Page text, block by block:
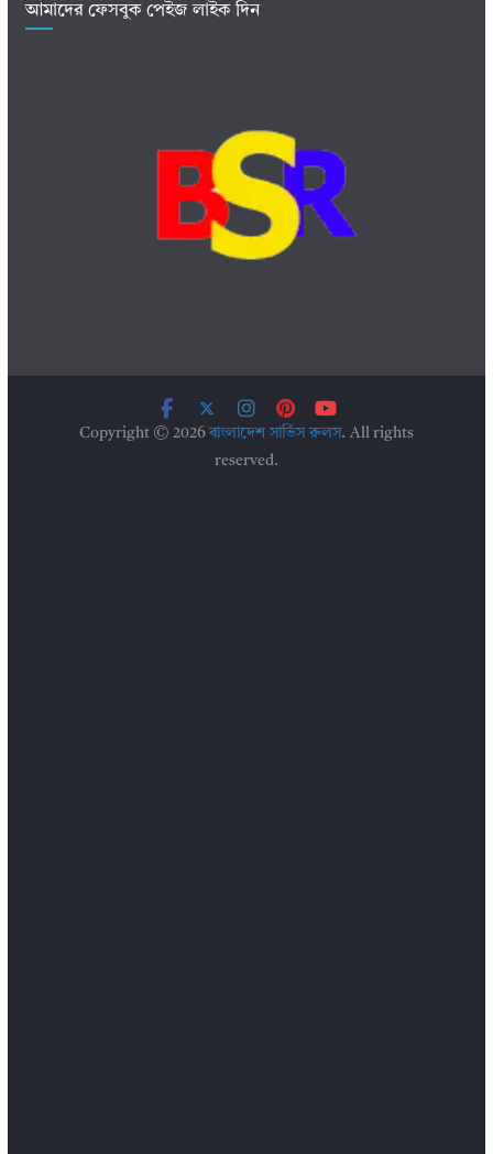
আমাদের ফেসবুক পেইজ লাইক দিন
Copyright © 2026বাংলাদেশ সার্ভিস রুলস. All rights
reserved.